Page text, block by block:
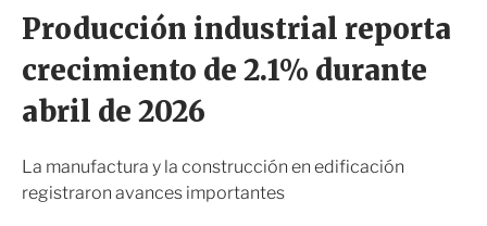
s
i
o
r
Producción industrial reporta
crecimiento de 2.1% durante
abril de 2026
La manufactura y la construcción en edificación
registraron avances importantes